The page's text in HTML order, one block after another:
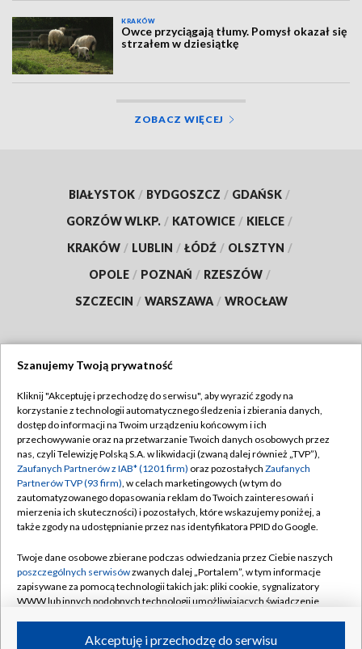
KRAKÓW
Owce przyciągają tłumy. Pomysł okazał się
strzałem w dziesiątkę
ZOBACZ WIĘCEJ
BIAŁYSTOK / BYDGOSZCZ / GDAŃSK /
GORZÓW WLKP. / KATOWICE / KIELCE /
KRAKÓW / LUBLIN / ŁÓDŹ / OLSZTYN /
OPOLE / POZNAŃ / RZESZÓW /
SZCZECIN / WARSZAWA / WROCŁAW
TVP
Abonament TVP
Emisja w TVP
Centrum informacji TVP
Naziemna Telewizja Cyfrowa
Rada Programowa
System NOS
Informacje o nadawcy
Regulamin TVP
Polityka prywatności
Moje zgody
Pomoc
Kontakt
Kanały
Szanujemy Twoją prywatność
Kliknij "Akceptuję i przechodzę do serwisu", aby wyrazić zgody na
korzystanie z technologii automatycznego śledzenia i zbierania danych,
dostęp do informacji na Twoim urządzeniu końcowym i ich
przechowywanie oraz na przetwarzanie Twoich danych osobowych przez
nas, czyli Telewizję Polską S.A. w likwidacji (zwaną dalej również „TVP”),
Zaufanych Partnerów z IAB* (1201 firm) oraz pozostałych Zaufanych
Partnerów TVP (93 firm), w celach marketingowych (w tym do
zautomatyzowanego dopasowania reklam do Twoich zainteresowań i
mierzenia ich skuteczności) i pozostałych, które wskazujemy poniżej, a
także zgody na udostępnianie przez nas identyfikatora PPID do Google.
Twoje dane osobowe zbierane podczas odwiedzania przez Ciebie naszych
poszczególnych serwisówzwanych dalej „Portalem”, w tym informacje
zapisywane za pomocą technologii takich jak: pliki cookie, sygnalizatory
WWW lub innych podobnych technologii umożliwiających świadczenie
ruchu w Internecie.Akceptuję i przechodzę do serwisu